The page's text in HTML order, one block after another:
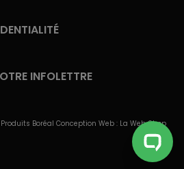
INFOLETTRE
Boréal Conception Web : La Web Shop